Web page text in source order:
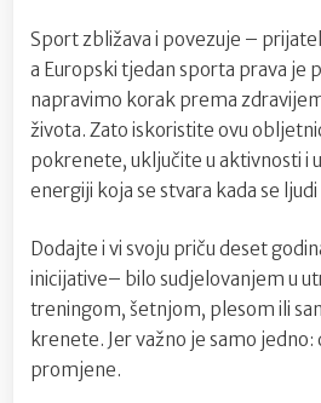
Sport zbližava i povezuje –
a Europski tjedan sporta prava je
napravimo korak prema
života. Zato iskoristite ovu
pokrenete, uključite u aktivnosti i
energiji koja se stvara kada se
Dodajte i vi svoju priču deset
inicijative– bilo sudjelovanjem u
treningom, šetnjom, plesom ili
krenete. Jer važno je samo jedno:
promjene.